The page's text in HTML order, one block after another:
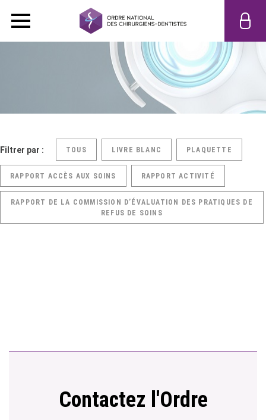
Filtrer par : TOUS LIVRE BLANC PLAQUETTE
RAPPORT ACCÈS AUX SOINS RAPPORT ACTIVITÉ
RAPPORT DE LA COMMISSION D’ÉVALUATION DES PRATIQUES DE
REFUS DE SOINS
Contactez l'Ordre